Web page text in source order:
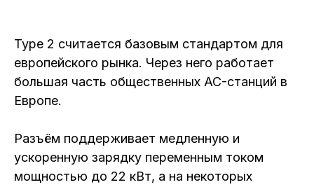
Type 2 считается базовым стандартом для
европейского рынка. Через него работает
большая часть общественных AC-станций в
Европе.
Разъём поддерживает медленную и
ускоренную зарядку переменным током
мощностью до 22 кВт, а на некоторых